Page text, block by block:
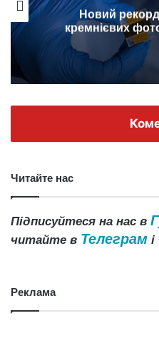
Новий
кремнієвих
Читайте нас
Підписуйтеся на нас в
читайте в Телеграм і
Реклама